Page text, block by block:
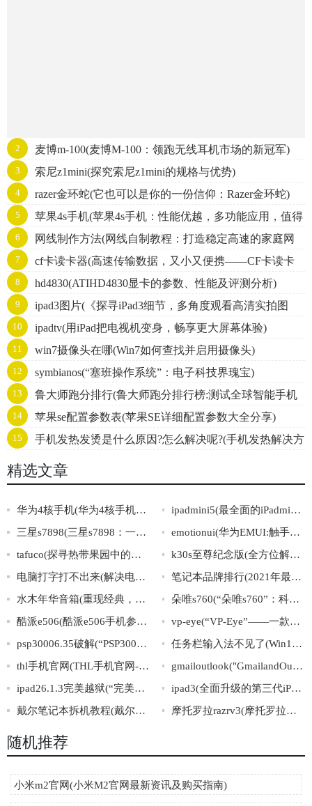
2 麦博m-100(麦博M-100：领跑无线耳机市场的新冠军)
3 索尼z1mini(探究索尼z1mini的规格与优势)
4 razer金环蛇(它也可以是你的一份信仰：Razer金环蛇)
5
苹果4s手机(苹果4s手机：性能优越，多功能应用，值得
信赖)
6
网线制作方法(网线自制教程：打造稳定高速的家庭网
络)
7
cf卡读卡器(高速传输数据，又小又便携——CF卡读卡
器)
8 hd4830(ATIHD4830显卡的参数、性能及评测分析)
9
ipad3图片(《探寻iPad3细节，多角度观看高清实拍图
片》)
10 ipadtv(用iPad把电视机变身，畅享更大屏幕体验)
11 win7摄像头在哪(Win7如何查找并启用摄像头)
12 symbianos(“塞班操作系统”：电子科技界瑰宝)
13
鲁大师跑分排行(鲁大师跑分排行榜:测试全球智能手机
性能排名)
14 苹果se配置参数表(苹果SE详细配置参数大全分享)
15
手机发热发烫是什么原因?怎么解决呢?(手机发热解决方
法，省电省心安心！)
精选文章
华为4核手机(华为4核手机——轻盈快速畅享流畅体验)
ipadmini5(最全面的iPadmini5购买指南，附详细参数、性能对比、使用体验分享！)
三星s7898(三星s7898：一款性价比超高的智能手机推荐)
emotionui(华为EMUI:触手可及的情感体验)
tafuco(探寻热带果园中的神秘水果“Tafuco”)
k30s至尊纪念版(全方位解析k30s至尊纪念版，从外观设计到性能评测全面呈现)
电脑打字打不出来(解决电脑打字难题的方法分享)
笔记本品牌排行(2021年最新笔记本品牌排行榜出炉，你的选择是否与榜单一致？)
水木年华音箱(重现经典，全面升级！水木年华音箱呈现震撼视听新境界！)
朵唯s760(“朵唯s760”：科技与时尚的完美融合)
酷派e506(酷派e506手机参数详解及性价比评测)
vp-eye(“VP-Eye”——一款专业级视频监控软件)
psp30006.35破解(“PSP30006.35破解”完全攻略)
任务栏输入法不见了(Win10任务栏输入法不见？四种方法轻松解决！)
thl手机官网(THL手机官网-全面了解THL手机产品信息)
gmailoutlook("GmailandOutlook:AComprehensiveComparison")
ipad26.1.3完美越狱(“完美越狱教程：iPad26.1.3轻松越狱”)
ipad3(全面升级的第三代iPad)
戴尔笔记本拆机教程(戴尔笔记本详细拆机操作指南)
摩托罗拉razrv3(摩托罗拉经典智能机：RAZRV3)
随机推荐
小米m2官网(小米M2官网最新资讯及购买指南)